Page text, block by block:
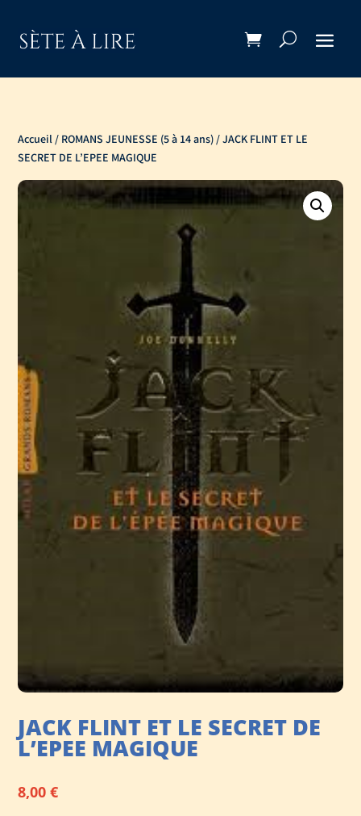
Accueil / ROMANS JEUNESSE (5 à 14 ans) / JACK FLINT ET LE
SECRET DE L’EPEE MAGIQUE
JACK FLINT ET LE SECRET DE
L’EPEE MAGIQUE
8,00€